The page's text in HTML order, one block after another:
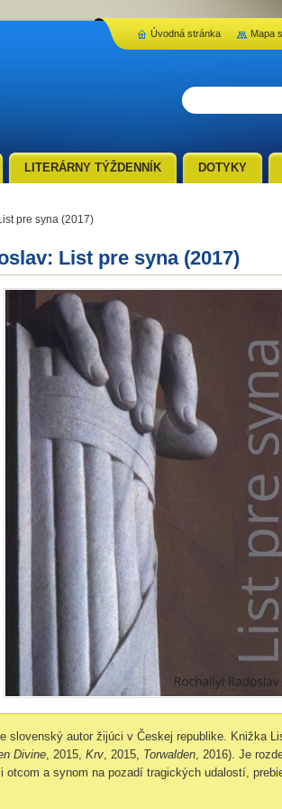
pre syna (2017)
List pre syna (2017)
slovenský autor žijúci v Českej republike. Knižka
Divine, 2015, Krv, 2015, Torwalden, 2016). Je
otcom a synom na pozadí tragických udalostí,
LITERÁRNY TÝŽDENNÍK DOTYKY
Úvodná stránka Mapa